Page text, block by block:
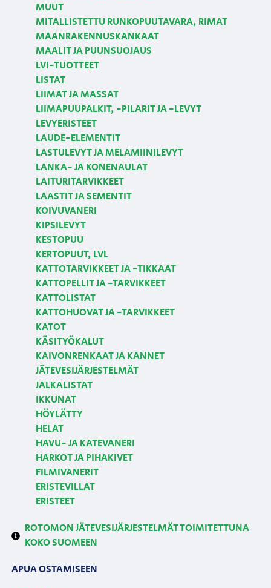
MUUT
MITALLISTETTU RUNKOPUUTAVARA, RIMAT
MAANRAKENNUSKANKAAT
MAALIT JA PUUNSUOJAUS
LVI-TUOTTEET
LISTAT
LIIMAT JA MASSAT
LIIMAPUUPALKIT, -PILARIT JA -LEVYT
LEVYERISTEET
LAUDE-ELEMENTIT
LASTULEVYT JA MELAMIINILEVYT
LANKA- JA KONENAULAT
LAITURITARVIKKEET
LAASTIT JA SEMENTIT
KOIVUVANERI
KIPSILEVYT
KESTOPUU
KERTOPUUT, LVL
KATTOTARVIKKEET JA -TIKKAAT
KATTOPELLIT JA -TARVIKKEET
KATTOLISTAT
KATTOHUOVAT JA -TARVIKKEET
KATOT
KÄSITYÖKALUT
KAIVONRENKAAT JA KANNET
JÄTEVESIJÄRJESTELMÄT
JALKALISTAT
IKKUNAT
HÖYLÄTTY
HELAT
HAVU- JA KATEVANERI
HARKOT JA PIHAKIVET
FILMIVANERIT
ERISTEVILLAT
ERISTEET
ROTOMON JÄTEVESIJÄRJESTELMÄT TOIMITETTUNA
KOKO SUOMEEN
APUA OSTAMISEEN